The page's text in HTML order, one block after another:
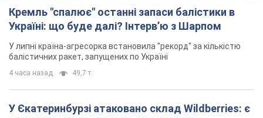
влучання, піднявся дим. Фото і відео
Не допомогла росіянам навіть робота ППО
4 часа назад
"Чудовий батько": у мережі розповіли про
чоловіка, якого Росія убила ударом по
Броварах. Фото